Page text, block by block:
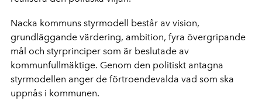
Nacka kommuns styrmodell består av vision,
grundläggande värdering, ambition, fyra övergripande
mål och styrprinciper som är beslutade av
kommunfullmäktige. Genom den politiskt antagna
styrmodellen anger de förtroendevalda vad som ska
uppnås i kommunen.